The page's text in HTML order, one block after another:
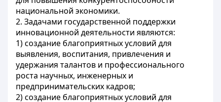
национальной экономики.
2. Задачами государственной поддержки
инновационной деятельности являются:
1) создание благоприятных условий для
выявления, воспитания, привлечения и
удержания талантов и профессионального
роста научных, инженерных и
предпринимательских кадров;
2) создание благоприятных условий для